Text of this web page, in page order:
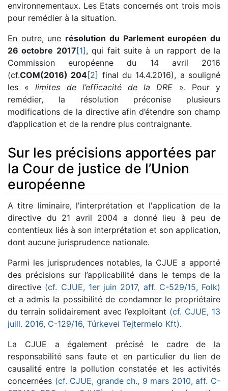
environnementaux. Les Etats concernés ont trois mois
pour remédier à la situation.
En outre, une résolution du Parlement européen du
26 octobre 2017 [1] , qui fait suite à un rapport de la
Commission européenne du 14 avril 2016
(cf.COM(2016) 204[2] final du 14.4.2016), a souligné
les «limites de l’efficacité de la DRE ». Pour y
remédier, la résolution préconise plusieurs
modifications de la directive afin d’étendre son champ
d’application et de la rendre plus contraignante.
Sur les précisions apportées par
la Cour de justice de l’Union
européenne
A titre liminaire, l'interprétation et l'application de la
directive du 21 avril 2004 a donné lieu à peu de
contentieux liés à son interprétation et son application,
dont aucune jurisprudence nationale.
Parmi les jurisprudences notables, la CJUE a apporté
des précisions sur l’applicabilité dans le temps de la
directive (cf. CJUE, 1er juin 2017, aff. C-529/15, Folk)
et a admis la possibilité de condamner le propriétaire
du terrain solidairement avec l’exploitant (cf. CJUE, 13
juill. 2016, C-129/16, Túrkevei Tejtermelo Kft).
La CJUE a également précisé le cadre de la
responsabilité sans faute et en particulier du lien de
causalité entre la pollution constatée et les activités
concernées (cf. CJUE, grande ch., 9 mars 2010, aff. C-